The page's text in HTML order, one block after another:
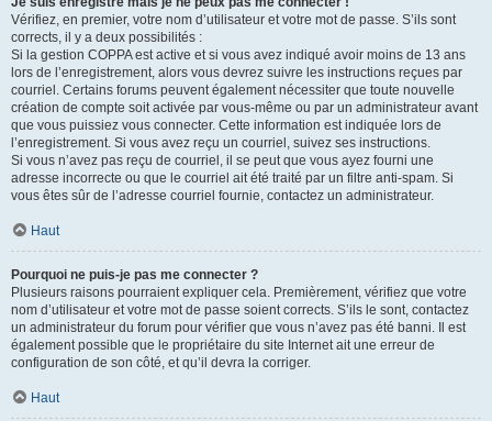
Vérifiez, en premier, votre nom d’utilisateur et votre mot de passe. S’ils sont
corrects, il y a deux possibilités :
Si la gestion COPPA est active et si vous avez indiqué avoir moins de 13 ans
lors de l’enregistrement, alors vous devrez suivre les instructions reçues par
courriel. Certains forums peuvent également nécessiter que toute nouvelle
création de compte soit activée par vous-même ou par un administrateur avant
que vous puissiez vous connecter. Cette information est indiquée lors de
l’enregistrement. Si vous avez reçu un courriel, suivez ses instructions.
Si vous n’avez pas reçu de courriel, il se peut que vous ayez fourni une
adresse incorrecte ou que le courriel ait été traité par un filtre anti-spam. Si
vous êtes sûr de l’adresse courriel fournie, contactez un administrateur.
Haut
Pourquoi ne puis-je pas me connecter ?
Plusieurs raisons pourraient expliquer cela. Premièrement, vérifiez que votre
nom d’utilisateur et votre mot de passe soient corrects. S’ils le sont, contactez
un administrateur du forum pour vérifier que vous n’avez pas été banni. Il est
également possible que le propriétaire du site Internet ait une erreur de
configuration de son côté, et qu’il devra la corriger.
Haut